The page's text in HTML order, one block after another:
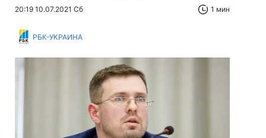
20:19 10.07.2021 Сб 1 мин
РБК-УКРАИНА